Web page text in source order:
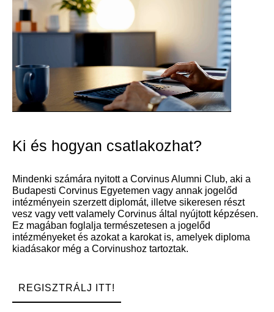
Ki és hogyan csatlakozhat?
Mindenki számára nyitott a Corvinus Alumni Club, aki a
Budapesti Corvinus Egyetemen vagy annak jogelőd
intézményein szerzett diplomát, illetve sikeresen részt
vesz vagy vett valamely Corvinus által nyújtott képzésen.
Ez magában foglalja természetesen a jogelőd
intézményeket és azokat a karokat is, amelyek diploma
kiadásakor még a Corvinushoz tartoztak.
REGISZTRÁLJ ITT!